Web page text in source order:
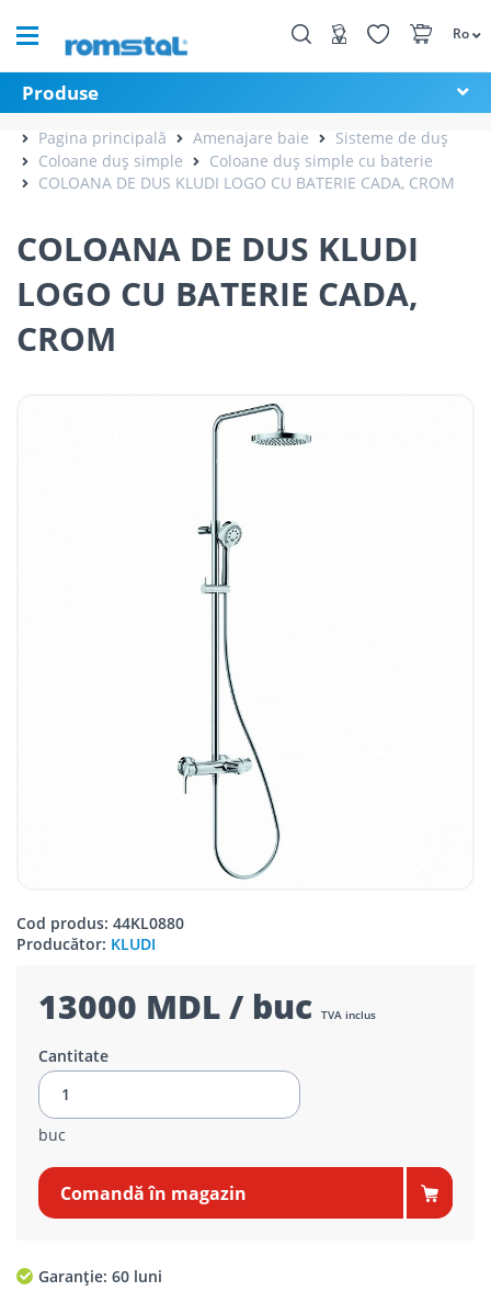
Ro
Produse
Pagina principală Amenajare baie
Sisteme de duș
Coloane duș simple
Coloane duș simple cu baterie
COLOANA DE DUS KLUDI LOGO CU BATERIE CADA, CROM
COLOANA DE DUS KLUDI
LOGO CU BATERIE CADA,
CROM
Cod produs: 44KL0880
Producător: KLUDI
13000 MDL / buc TVA inclus
Cantitate
buc
Comandă în magazin
Garanție: 60 luni